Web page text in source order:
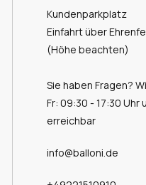
Kundenparkplatz
Einfahrt über
(Höhe beachten)
Sie haben Fragen?
Fr: 09:30 - 17:30 Uhr
erreichbar
info@balloni.de